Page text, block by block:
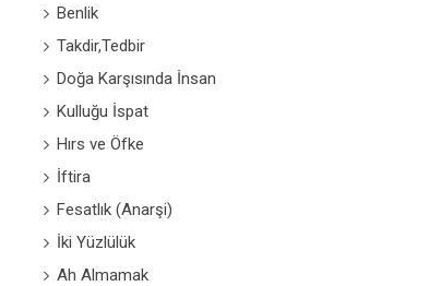
Benlik
Takdir,Tedbir
Doğa Karşısında İnsan
Kulluğu İspat
Hırs ve Öfke
İftira
Fesatlık (Anarşi)
İki Yüzlülük
Ah Almamak